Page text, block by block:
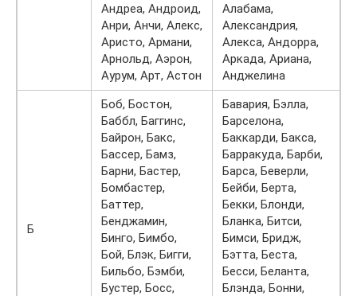
Андреа, Андроид,
Анри, Анчи, Алекс,
Аристо, Армани,
Арнольд, Аэрон,
Аурум, Арт, Астон
Алабама,
Александрия,
Алекса, Андорра,
Аркада, Ариана,
Анджелина
Б
Боб, Бостон,
Баббл, Баггинс,
Байрон, Бакс,
Бассер, Бамз,
Барни, Бастер,
Бомбастер,
Баттер,
Бенджамин,
Бинго, Бимбо,
Бой, Блэк, Бигги,
Бильбо, Бэмби,
Бустер, Босс,
Бавария, Бэлла,
Барселона,
Баккарди, Бакса,
Барракуда, Барби,
Барса, Беверли,
Бейби, Берта,
Бекки, Блонди,
Бланка, Битси,
Бимси, Бридж,
Бэтта, Беста,
Бесси, Беланта,
Блэнда, Бонни,